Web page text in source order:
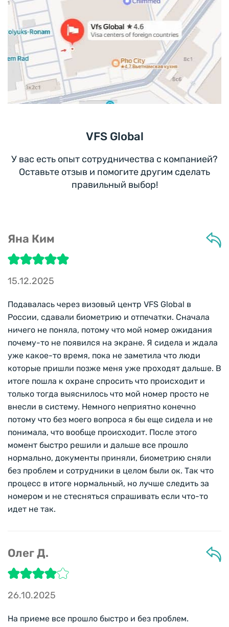
VFS Global
У вас есть опыт сотрудничества с компанией?
Оставьте отзыв и помогите другим сделать
правильный выбор!
Яна Ким
15.12.2025
Подавалась через визовый центр VFS Global в
России, сдавали биометрию и отпечатки. Сначала
ничего не поняла, потому что мой номер ожидания
почему-то не появился на экране. Я сидела и ждала
уже какое-то время, пока не заметила что люди
которые пришли позже меня уже проходят дальше. В
итоге пошла к охране спросить что происходит и
только тогда выяснилось что мой номер просто не
внесли в систему. Немного неприятно конечно
потому что без моего вопроса я бы еще сидела и не
понимала, что вообще происходит. После этого
момент быстро решили и дальше все прошло
нормально, документы приняли, биометрию сняли
без проблем и сотрудники в целом были ок. Так что
процесс в итоге нормальный, но лучше следить за
номером и не стесняться спрашивать если что-то
идет не так.
Олег Д.
26.10.2025
На приеме все прошло быстро и без проблем.